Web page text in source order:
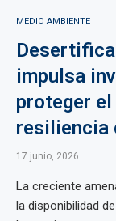
MEDIO AMBIENTE
impulsa
proteger
resiliencia
17 junio, 2026
La creciente
la disponibilidad